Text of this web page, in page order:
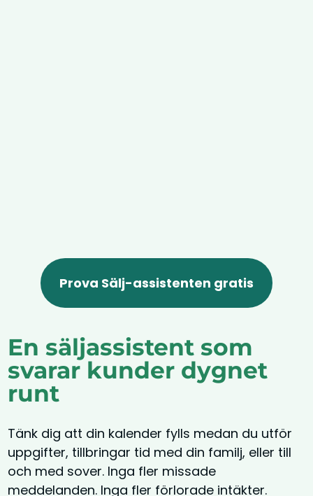
Prova Sälj-assistenten gratis
En säljassistent som
svarar kunder dygnet
runt
Tänk dig att din kalender fylls medan du utför
uppgifter, tillbringar tid med din familj, eller till
och med sover. Inga fler missade
meddelanden. Inga fler förlorade intäkter.